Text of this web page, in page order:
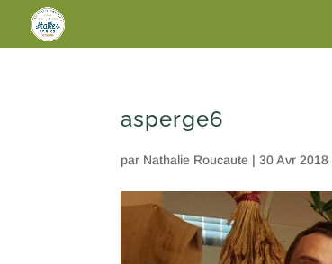
asperge6
par Nathalie Roucaute |30 Avr 2018